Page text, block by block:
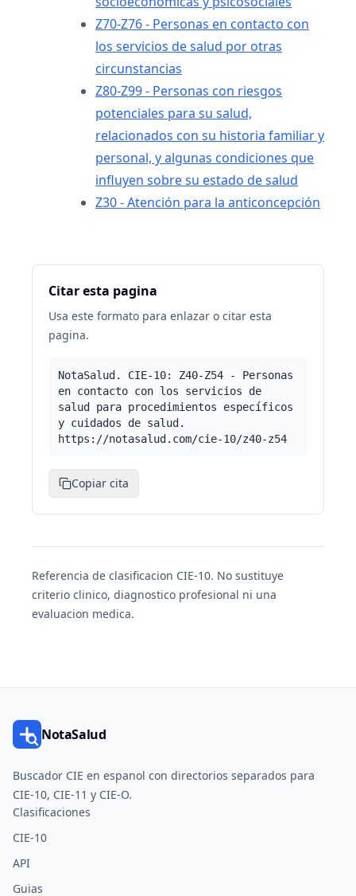
Z70-Z76 - Personas en contacto con
los servicios de salud por otras
circunstancias
Z80-Z99 - Personas con riesgos
potenciales para su salud,
relacionados con su historia familiar y
personal, y algunas condiciones que
influyen sobre su estado de salud
Z30 - Atención para la anticoncepción
Citar esta pagina
Usa este formato para enlazar o citar esta
pagina.
NotaSalud. CIE-10: Z40-Z54 - Personas
en contacto con los servicios de
salud para procedimientos específicos
y cuidados de salud.
https://notasalud.com/cie-10/z40-z54
Copiar cita
Referencia de clasificacion CIE-10. No sustituye
criterio clinico, diagnostico profesional ni una
evaluacion medica.
NotaSalud
Buscador CIE en espanol con directorios separados para
CIE-10, CIE-11 y CIE-O.
Clasificaciones
CIE-10
API
Guias